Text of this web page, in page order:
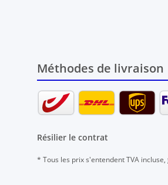
Méthodes de livraison
Résilier le contrat
* Tous les prix s'entendent TVA incluse,